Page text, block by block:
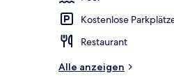
Kostenlose
Restaurant
Alle anzeigen